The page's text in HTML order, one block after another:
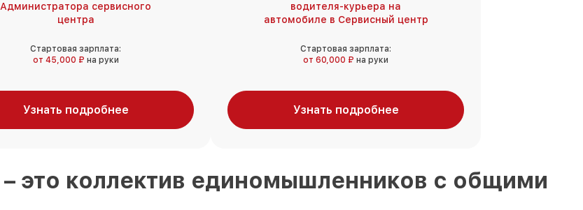
Администратора сервисного
центра
Стартовая зарплата:
от 45,000 ₽ на руки
Узнать подробнее
водителя-курьера на
автомобиле в Сервисный центр
Стартовая зарплата:
от 60,000 ₽ на руки
Узнать подробнее
– это коллектив единомышленников с общими